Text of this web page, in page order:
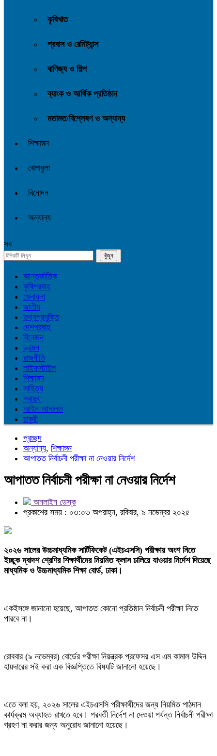
কৃষিখাত
প্রবাস ও রেমিট্যান্স
বাণিজ্য ও শিল্প
ব্যাংক ও আর্থিক প্রতিষ্ঠান
মতামত/বিশ্লেষণ ও অন্যান্য
শিক্ষাঙ্গন
খেলাধুলা
বিনোদন
অন্যান্য
সব
আন্তর্জাতিক
কৃষিপ্রবাহ
খেলাধুলা
জাতীয়
তথ্যপ্রযুক্তি
দেশপ্রবাহ
বিনোদন
ভ্রমন
রাজনীতি
লাইফস্টাইল
শিক্ষাঙ্গন
সাহিত্য
স্বাস্থ্য
আইন আদালত
চাকুরী
প্রচ্ছদ
অন্যান্য, শিক্ষাঙ্গন
আপাতত নির্বাচনী পরীক্ষা না নেওয়ার নির্দেশ
আপাতত নির্বাচনী পরীক্ষা না নেওয়ার নির্দেশ
অনলাইন ডেস্ক
প্রকাশের সময় : ০৩:০৩ অপরাহ্ন, রবিবার, ৯ নভেম্বর ২০২৫
২০২৬ সালের উচ্চমাধ্যমিক সার্টিফিকেট (এইচএসসি) পরীক্ষায় অংশ নিতে
ইচ্ছুক দ্বাদশ শ্রেণির শিক্ষার্থীদের নিয়মিত ক্লাস চালিয়ে যাওয়ার নির্দেশ দিয়েছে
মাধ্যমিক ও উচ্চমাধ্যমিক শিক্ষা বোর্ড, ঢাকা।
একইসঙ্গে জানানো হয়েছে, আপাতত কোনো প্রতিষ্ঠান নির্বাচনী পরীক্ষা নিতে
পারবে না।
রোববার (৯ নভেম্বর) বোর্ডের পরীক্ষা নিয়ন্ত্রক প্রফেসর এস এম কামাল উদ্দিন
হায়দারের সই করা এক বিজ্ঞপ্তিতে বিষযটি জানানো হয়েছে।
এতে বলা হয়, ২০২৬ সালের এইচএসসি পরীক্ষার্থীদের জন্য নিয়মিত পাঠদান
কার্যক্রম অব্যাহত রাখতে হবে। পরবর্তী নির্দেশ না দেওয়া পর্যন্ত নির্বাচনী পরীক্ষা
গ্রহণ না করার জন্য অনুরোধ জানানো হয়েছে।